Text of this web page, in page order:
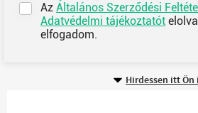
AzÁltalános Szerződési
Adatvédelmi tájékoztatót
elfogadom.
Hirdessen itt Ön